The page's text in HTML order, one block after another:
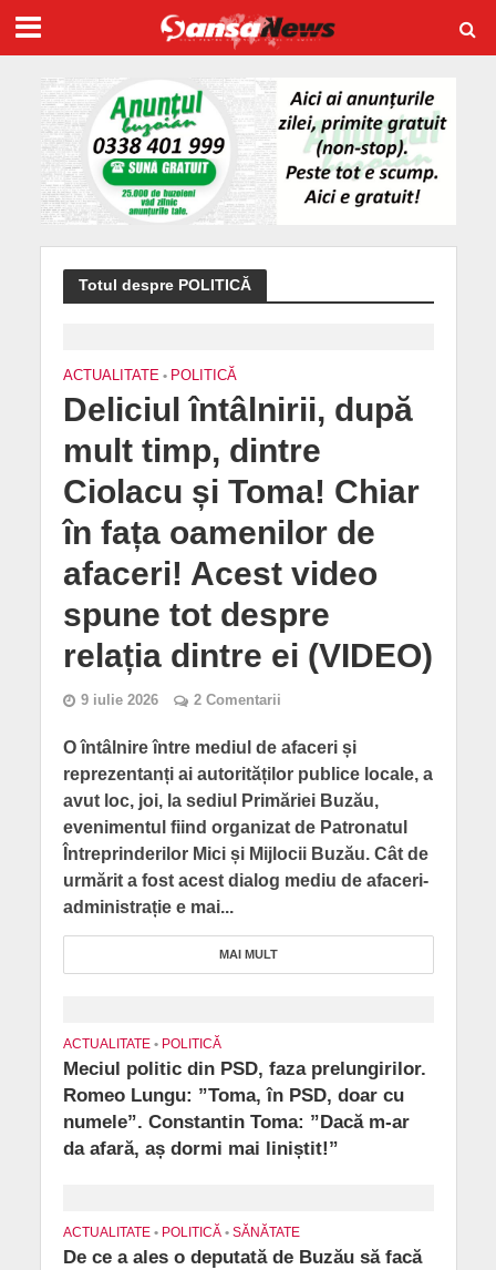
Totul despre POLITICĂ
ACTUALITATE • POLITICĂ
Deliciul întâlnirii, după
mult timp, dintre
Ciolacu și Toma! Chiar
în fața oamenilor de
afaceri! Acest video
spune tot despre
relația dintre ei (VIDEO)
9 iulie 2026 2 Comentarii
O întâlnire între mediul de afaceri și
reprezentanți ai autorităților publice locale, a
avut loc, joi, la sediul Primăriei Buzău,
evenimentul fiind organizat de Patronatul
Întreprinderilor Mici și Mijlocii Buzău. Cât de
urmărit a fost acest dialog mediu de afaceri-
administrație e mai...
MAI MULT
ACTUALITATE • POLITICĂ
Meciul politic din PSD, faza prelungirilor.
Romeo Lungu: ”Toma, în PSD, doar cu
numele”. Constantin Toma: ”Dacă m-ar
da afară, aș dormi mai liniștit!”
ACTUALITATE • POLITICĂ • SĂNĂTATE
De ce a ales o deputată de Buzău să facă